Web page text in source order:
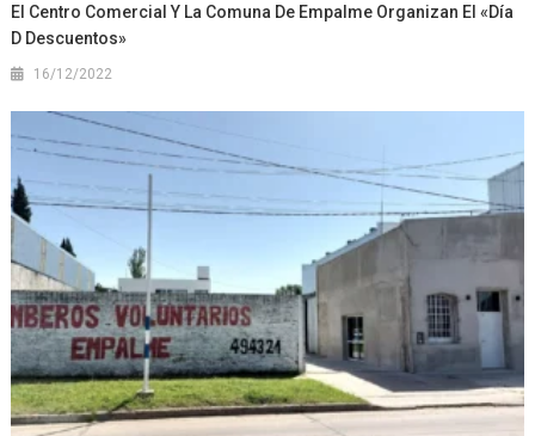
El Centro Comercial Y La Comuna De Empalme Organizan El «Día
D Descuentos»
16/12/2022